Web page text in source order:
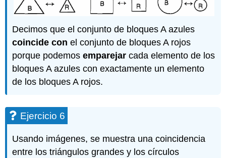
Decimos que el conjunto de bloques A azules
coincide con el conjunto de bloques A rojos
porque podemosemparejar cada elemento de los
bloques A azules con exactamente un elemento
de los bloques A rojos.
Ejercicio 6
Usando imágenes, se muestra una coincidencia
entre los triángulos grandes y los círculos